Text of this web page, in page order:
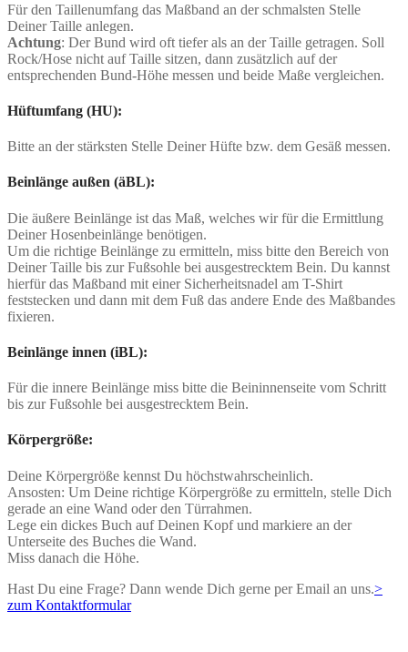
Für den Taillenumfang das Maßband an der schmalsten Stelle
Deiner Taille anlegen.
Achtung: Der Bund wird oft tiefer als an der Taille getragen. Soll
Rock/Hose nicht auf Taille sitzen, dann zusätzlich auf der
entsprechenden Bund-Höhe messen und beide Maße vergleichen.
Hüftumfang (HU):
Bitte an der stärksten Stelle Deiner Hüfte bzw. dem Gesäß messen.
Beinlänge außen (äBL):
Die äußere Beinlänge ist das Maß, welches wir für die Ermittlung
Deiner Hosenbeinlänge benötigen.
Um die richtige Beinlänge zu ermitteln, miss bitte den Bereich von
Deiner Taille bis zur Fußsohle bei ausgestrecktem Bein. Du kannst
hierfür das Maßband mit einer Sicherheitsnadel am T-Shirt
feststecken und dann mit dem Fuß das andere Ende des Maßbandes
fixieren.
Beinlänge innen (iBL):
Für die innere Beinlänge miss bitte die Beininnenseite vom Schritt
bis zur Fußsohle bei ausgestrecktem Bein.
Körpergröße:
Deine Körpergröße kennst Du höchstwahrscheinlich.
Ansosten: Um Deine richtige Körpergröße zu ermitteln, stelle Dich
gerade an eine Wand oder den Türrahmen.
Lege ein dickes Buch auf Deinen Kopf und markiere an der
Unterseite des Buches die Wand.
Miss danach die Höhe.
Hast Du eine Frage? Dann wende Dich gerne per Email an uns.>
zum Kontaktformular